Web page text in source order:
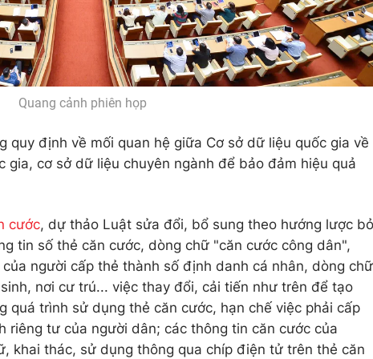
Quang cảnh phiên họp
quy định về mối quan hệ giữa Cơ sở dữ liệu quốc gia về
gia, cơ sở dữ liệu chuyên ngành để bảo đảm hiệu quả
cước, dự thảo Luật sửa đổi, bổ sung theo hướng lược bỏ
tin số thẻ căn cước, dòng chữ "căn cước công dân",
người cấp thẻ thành số định danh cá nhân, dòng chữ
nơi cư trú... việc thay đổi, cải tiến như trên để tạo
quá trình sử dụng thẻ căn cước, hạn chế việc phải cấp
riêng tư của người dân; các thông tin căn cước của
khai thác, sử dụng thông qua chíp điện tử trên thẻ căn